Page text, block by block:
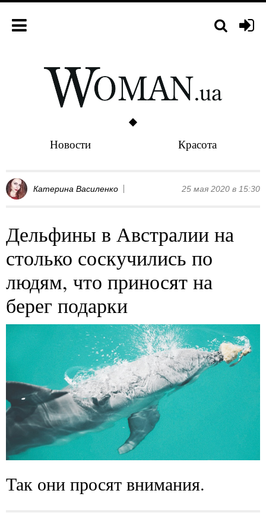
Новости Красота
Катерина Василенко 25 мая 2020 в 15:30
Дельфины в Австралии на
столько соскучились по
людям, что приносят на
берег подарки
Так они просят внимания.